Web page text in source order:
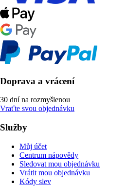
Doprava a vrácení
30 dní na rozmyšlenou
Vraťte svou objednávku
Služby
Můj účet
Centrum nápovědy
Sledovat mou objednávku
Vrátit mou objednávku
Kódy slev